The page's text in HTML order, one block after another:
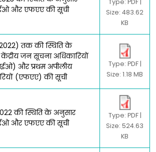
और एफएए की सूची
Type: PDF |
Size: 483.62
KB
तक की स्थिति के
जन सूचना अधिकारियों
और प्रथम अपीलीय
(एफएए) की सूची
Type: PDF |
Size: 1.18 MB
की स्थिति के अनुसार
और एफएए की सूची
Type: PDF |
Size: 524.63
KB